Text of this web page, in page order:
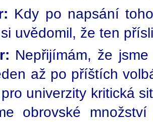
Kdy po napsání
uvědomil, že ten
Nepřijímám, že
až po příštích
univerzity kritická
obrovské